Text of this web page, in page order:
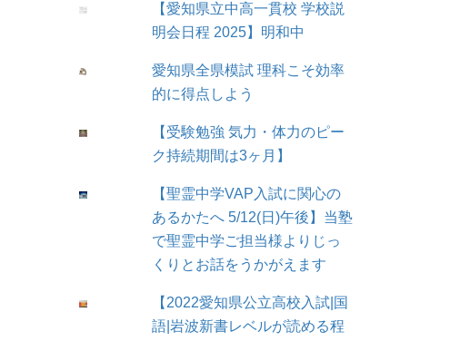
【愛知県立中高一貫校 学校説
明会日程 2025】明和中
愛知県全県模試 理科こそ効率
的に得点しよう
【受験勉強 気力・体力のピー
ク持続期間は3ヶ月】
【聖霊中学VAP入試に関心の
あるかたへ 5/12(日)午後】当塾
で聖霊中学ご担当様よりじっ
くりとお話をうかがえます
【2022愛知県公立高校入試|国
語|岩波新書レベルが読める程